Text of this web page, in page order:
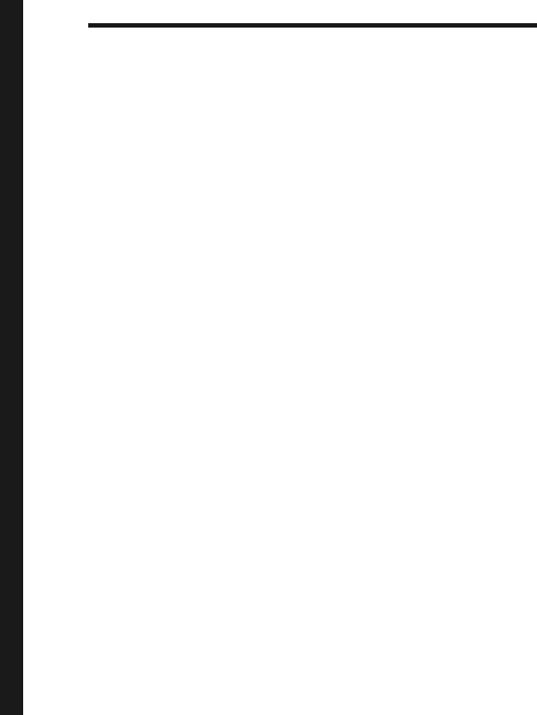
篇